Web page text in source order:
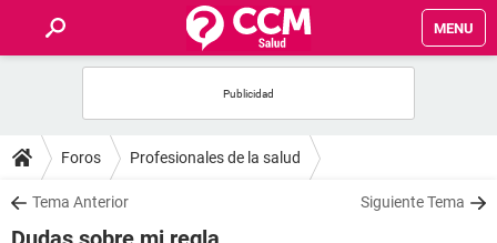
MENU
FOROS
SALUD
Foros Profesionales de la salud
Tema Anterior Siguiente Tema